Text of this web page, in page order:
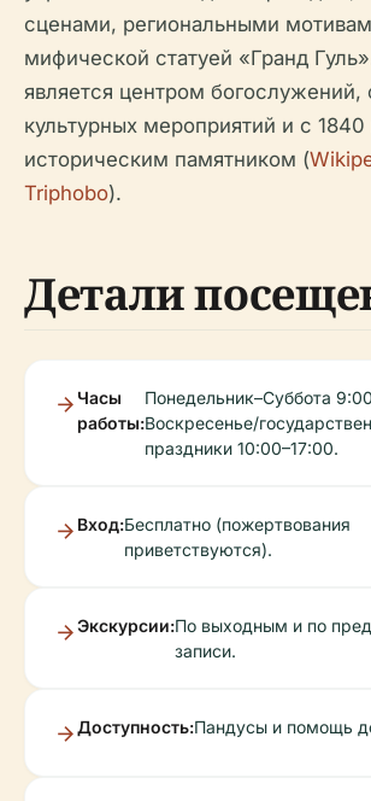
сценами, региональными
мифической статуей «Гранд
является центром богослужений,
культурных мероприятий и с 1840
историческим памятником (
Triphobo).
Детали
Часы
работы:
Понедельник–Суббота
Воскресенье/
праздники 10:00–17:00.
Вход:Бесплатно (пожертвования
приветствуются).
Экскурсии:По выходным и по
записи.
Доступность:Пандусы и помощь